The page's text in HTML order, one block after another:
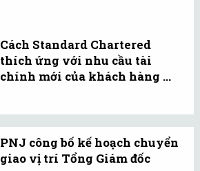
Cách Standard Chartered
thích ứng với nhu cầu tài
chính mới của khách hàng ...
PNJ công bố kế hoạch chuyển
giao vị trí Tổng Giám đốc